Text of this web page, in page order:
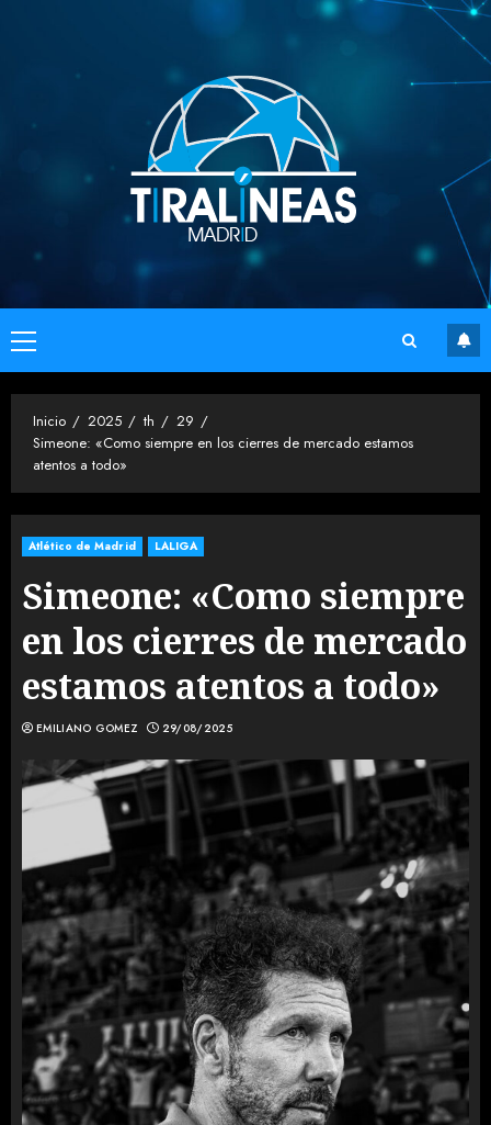
Menú
principal
Inicio 2025 th
29
Simeone: «Como siempre en los cierres de mercado estamos
atentos a todo»
Atlético de Madrid LALIGA
Simeone: «Como siempre
en los cierres de mercado
estamos atentos a todo»
EMILIANO GOMEZ 29/08/2025